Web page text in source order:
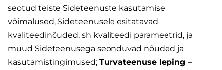
seotud teiste Sideteenuste kasutamise
võimalused, Sideteenusele esitatavad
kvaliteedinõuded, sh kvaliteedi parameetrid, ja
muud Sideteenusega seonduvad nõuded ja
kasutamistingimused; Turvateenuse leping –